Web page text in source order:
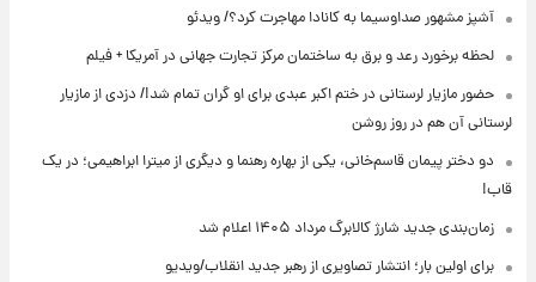
آشپز مشهور صداوسیما به کانادا مهاجرت کرد؟/ ویدئو
لحظه برخورد رعد و برق به ساختمان مرکز تجارت جهانی در آمریکا + فیلم
حضور مازیار لرستانی در ختم اکبر عبدی برای او گران تمام شد!/ دزدی از مازیار
لرستانی آن هم در روز روشن
دو دختر پیمان قاسم‌خانی، یکی از بهاره رهنما و دیگری از میترا ابراهیمی؛ در یک
قاب!
زمان‌بندی جدید شارژ کالابرگ مرداد ۱۴۰۵ اعلام شد
برای اولین بار؛ انتشار تصاویری از رهبر جدید انقلاب/ویدیو